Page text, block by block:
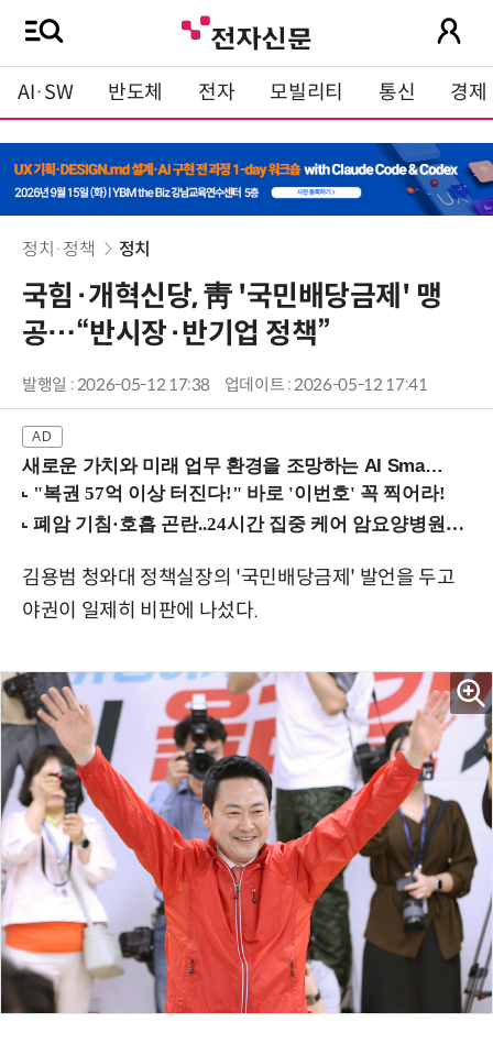
AI·SW 반도체 전자 모빌리티 통신 경제
정치·정책 정치
국힘·개혁신당, 靑 '국민배당금제' 맹
공…“반시장·반기업 정책”
발행일 : 2026-05-12 17:38 업데이트 : 2026-05-12 17:41
새로운 가치와 미래 업무 환경을 조망하는 AI Smart Work Summit 2026 (9/11 코엑스)
김용범 청와대 정책실장의 '국민배당금제' 발언을 두고
야권이 일제히 비판에 나섰다.